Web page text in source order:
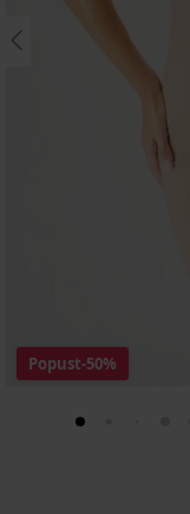
Popust-50%